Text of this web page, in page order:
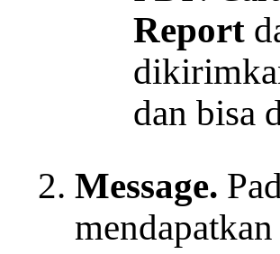
Report
dan bisa
Message.